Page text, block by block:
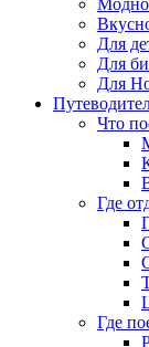
Для
Для
Для
Что
Где
Где